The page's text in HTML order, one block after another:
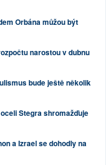
Orbána můžou být
narostou v dubnu
bude ještě několik
Stegra shromažďuje
a Izrael se dohodly na